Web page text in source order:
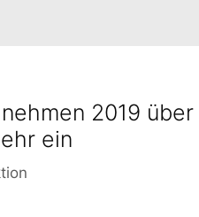
2019 über
ein